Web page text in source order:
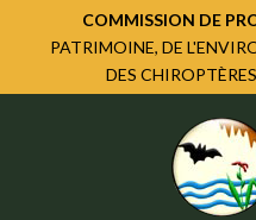
COMMISSION DE
PATRIMOINE, DE
DES